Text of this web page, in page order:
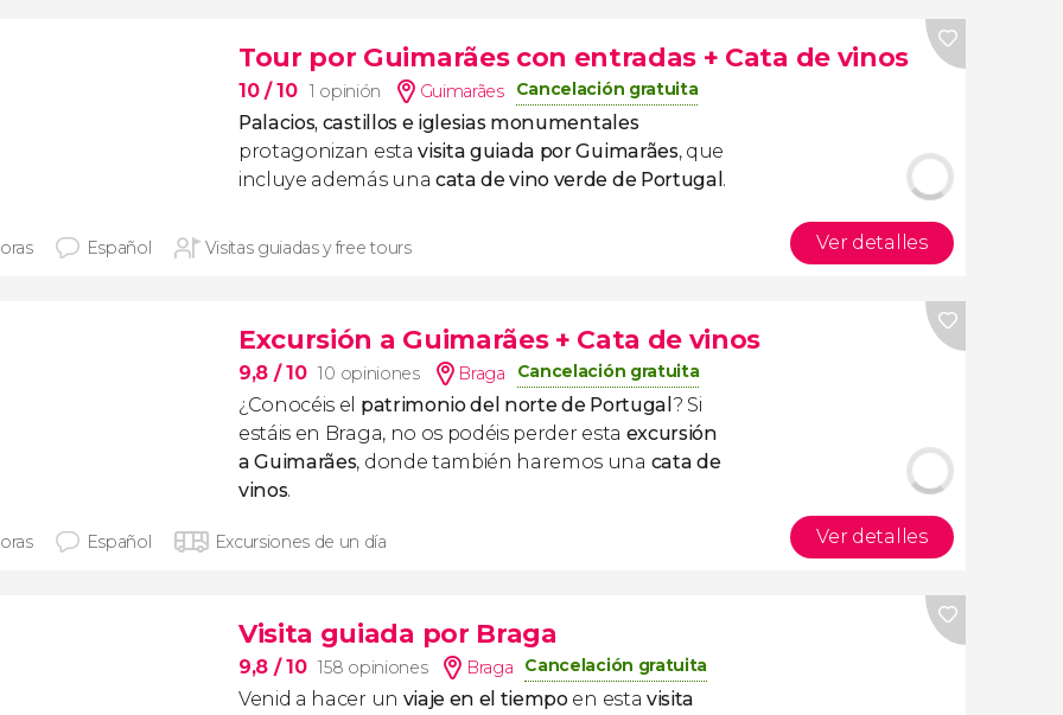
Tour por Guimarães con entradas + Cata de vinos
10/ 10 1 opinión Guimarães Cancelación gratuita
Palacios, castillos e iglesias monumentales
protagonizan estavisita guiada por Guimarães, que
incluye además una cata de vino verde de Portugal .
Español Visitas guiadas y free tours Ver detalles
Excursión a Guimarães + Cata de vinos
9,8 / 10 10 opiniones Braga Cancelación gratuita
¿Conocéis el patrimonio del norte de Portugal ? Si
estáis en Braga, no os podéis perder esta excursión
a Guimarães, donde también haremos una cata de
vinos.
Español Excursiones de un día Ver detalles
Visita guiada por Braga
9,8 / 10 158 opiniones Braga Cancelación gratuita
Venid a hacer un viaje en el tiempoen esta visita